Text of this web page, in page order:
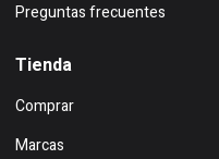
Preguntas frecuentes
Tienda
Comprar
Marcas